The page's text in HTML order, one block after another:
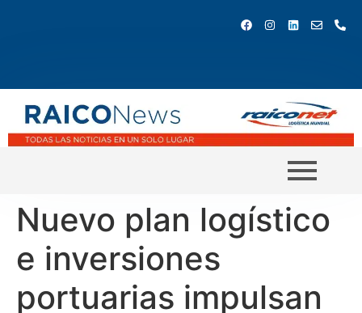
Nuevo plan logístico
e inversiones
portuarias impulsan